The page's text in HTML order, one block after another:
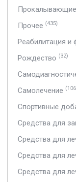
Прочее (435)
Реабилитация и
Рождество (32)
Самолечение
Спортивные
Средства для
Средства для
Средства для
Средства для